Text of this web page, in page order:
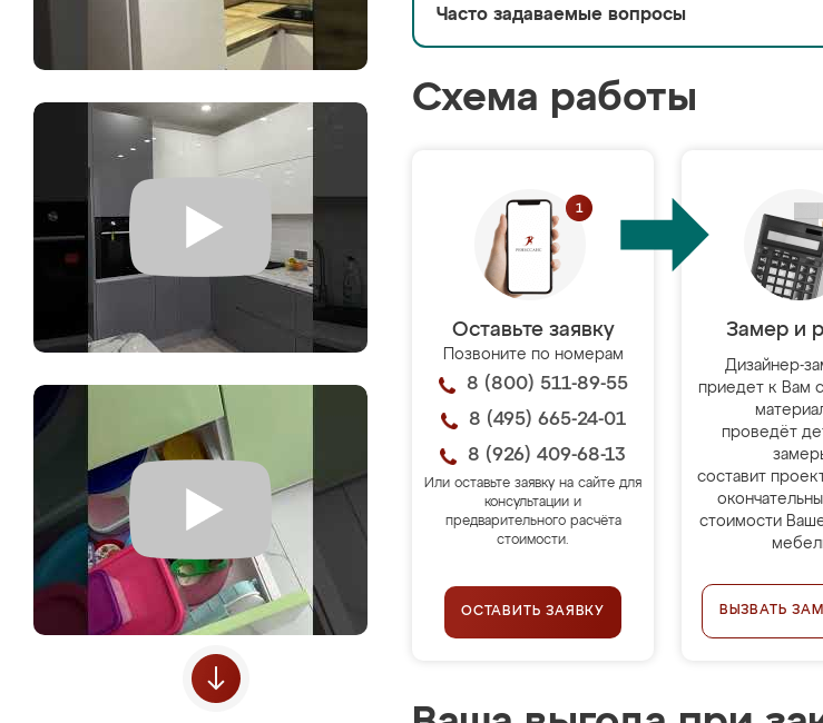
Часто задаваемые вопросы
Схема работы
Оставьте заявку
Позвоните по номерам
8 (800) 511-89-55
8 (495) 665-24-01
8 (926) 409-68-13
Или оставьте заявку на сайте для
консультации и
предварительного расчёта
стоимости.
ОСТАВИТЬ ЗАЯВКУ
Замер и
Дизайнер-
приедет к Вам
проведёт
составит
стоимости
ВЫЗВАТЬ